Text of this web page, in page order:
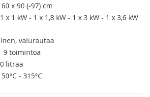
x 90 (-97) cm
1 x 1 kW - 1 x 1,8 kW - 1 x 3 kW - 1 x 3,6 kW
valurautaa
9 toimintoa
litraa
50°C - 315°C